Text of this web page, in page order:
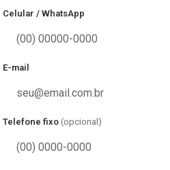
Celular / WhatsApp
E-mail
Telefone fixo (opcional)